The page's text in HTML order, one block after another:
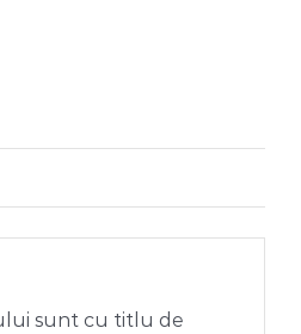
sunt cu titlu de